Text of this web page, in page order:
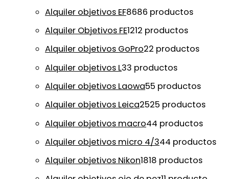
Alquiler objetivos EF8686 productos
Alquiler Objetivos FE1212 productos
Alquiler objetivos GoPro22 productos
Alquiler objetivos L33 productos
Alquiler objetivos Laowa55 productos
Alquiler objetivos Leica2525 productos
Alquiler objetivos macro44 productos
Alquiler objetivos micro 4/344 productos
Alquiler objetivos Nikon1818 productos